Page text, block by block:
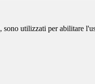
utilizzati per abilitare